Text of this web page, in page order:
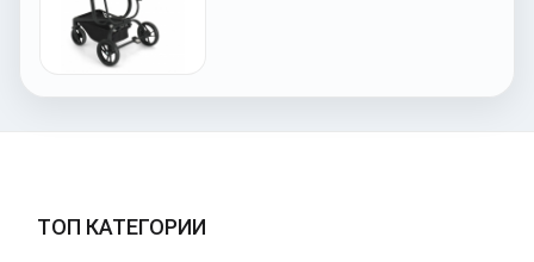
ТОП КАТЕГОРИИ